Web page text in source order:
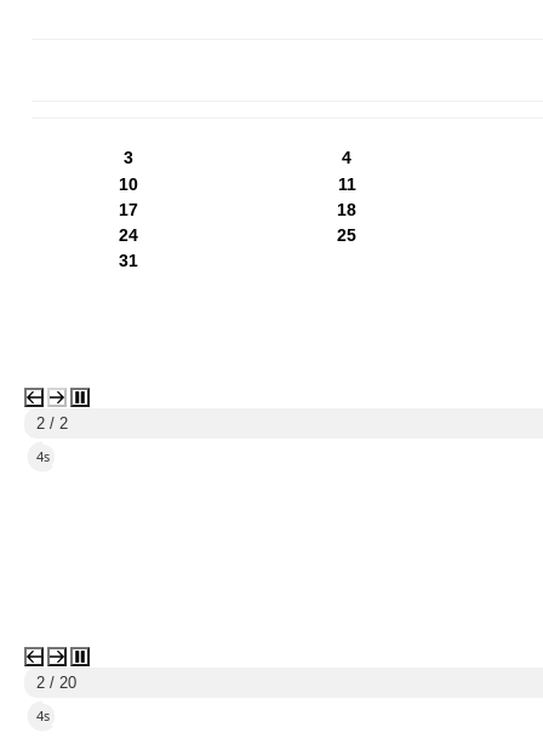
3
4
10
11
17
18
24
25
31
2 / 2
2s
2 / 20
2s